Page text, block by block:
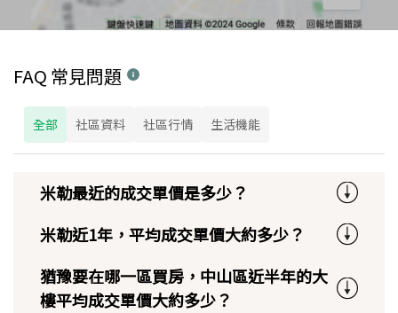
FAQ 常見問題
全部 社區資料 社區行情 生活機能
米勒最近的成交單價是多少？
米勒近1年，平均成交單價大約多少？
猶豫要在哪一區買房，中山區近半年的大
樓平均成交單價大約多少？